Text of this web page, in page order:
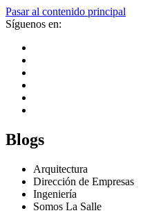
Pasar al contenido principal
Síguenos en:
Blogs
Arquitectura
Dirección de Empresas
Ingeniería
Somos La Salle